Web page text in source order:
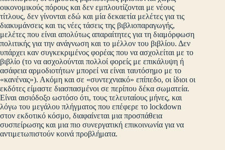
οικονομικούς πόρους και δεν εμπλουτίζονται με νέους
τίτλους, δεν γίνονται εδώ και μία δεκαετία μελέτες για τις
διακυμάνσεις και τις νέες τάσεις της βιβλιοπαραγωγής,
μελέτες που είναι απολύτως απαραίτητες για τη διαμόρφωση
πολιτικής για την ανάγνωση και το μέλλον του βιβλίου. Δεν
υπάρχει καν συγκεκριμένος φορέας που να ασχολείται με το
βιβλίο (το να ασχολούνται πολλοί φορείς με επικάλυψη ή
ασάφεια αρμοδιοτήτων μπορεί να είναι ταυτόσημο με το
«κανένας»). Ακόμη και σε «συντεχνιακό» επίπεδο, οι ίδιοι οι
εκδότες είμαστε διασπασμένοι σε περίπου δέκα σωματεία.
Είναι αισιόδοξο ωστόσο ότι, τους τελευταίους μήνες, και
λόγω του μεγάλου πλήγματος που επέφερε το lockdown
στον εκδοτικό κόσμο, διαφαίνεται μια προσπάθεια
συσπείρωσης και μια πιο συνεργατική επικοινωνία για να
αντιμετωπιστούν κοινά προβλήματα.